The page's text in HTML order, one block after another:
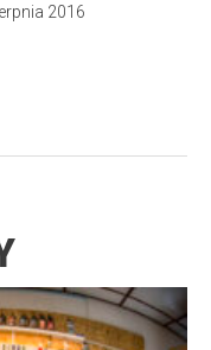
2016